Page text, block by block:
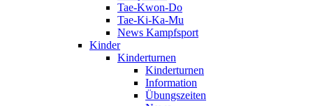
Tae-Kwon-Do
Tae-Ki-Ka-Mu
News Kampfsport
Kinder
Kinderturnen
Kinderturnen
Information
Übungszeiten